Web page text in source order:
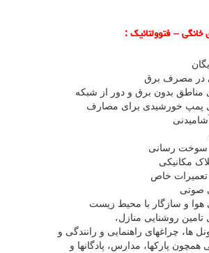
– فتوولتائیک :
در مصرف برق
مناطق بدون برق و دور از شبکه
پمپ خورشیدی برای مصارف
سوخت رسانی
مکانیکی
تعمیرات خاص
صوتی
هوا و سازگار با محیط زیست
روشنایی منازل،
ها، چراغهای راهنمایی و رانندگی و
پارکها، مدارس، پادگانها و